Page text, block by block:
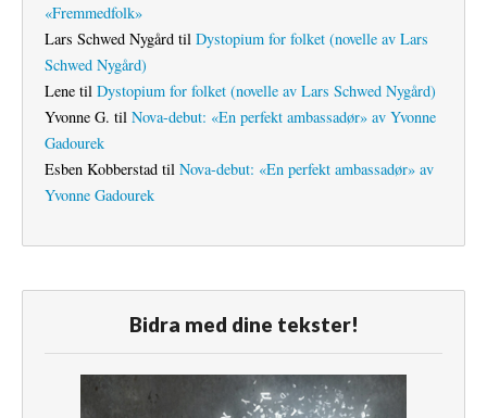
«Fremmedfolk»
Lars Schwed Nygård til Dystopium for folket (novelle av Lars
Schwed Nygård)
Lene til Dystopium for folket (novelle av Lars Schwed Nygård)
Yvonne G. til Nova-debut: «En perfekt ambassadør» av Yvonne
Gadourek
Esben Kobberstad til Nova-debut: «En perfekt ambassadør» av
Yvonne Gadourek
Bidra med dine tekster!